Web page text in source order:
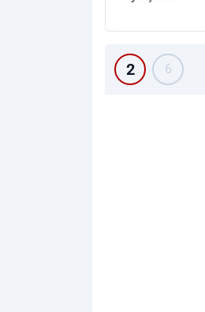
2 6